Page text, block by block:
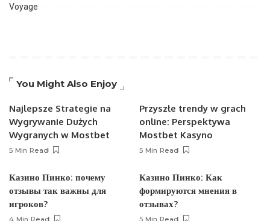
Voyage
You Might Also Enjoy
Najlepsze Strategie na
Wygrywanie Dużych
Wygranych w Mostbet
5 Min Read
Przyszłe trendy w grach
online: Perspektywa
Mostbet Kasyno
5 Min Read
Казино Пинко: почему
отзывы так важны для
игроков?
4 Min Read
Казино Пинко: Как
формируются мнения в
отзывах?
5 Min Read